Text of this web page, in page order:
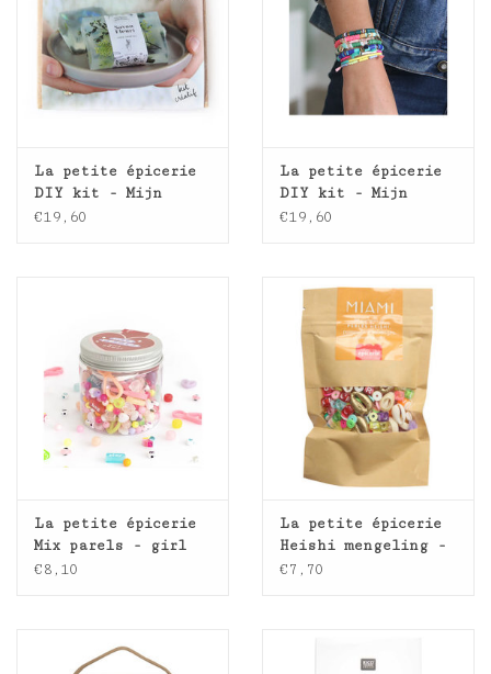
La petite épicerie
DIY kit - Mijn
natuurlijke zeep
€19,60
La petite épicerie
DIY kit - Mijn
trendy armbanden
€19,60
La petite épicerie
Mix parels - girl
power
€8,10
La petite épicerie
Heishi mengeling -
Miami
€7,70